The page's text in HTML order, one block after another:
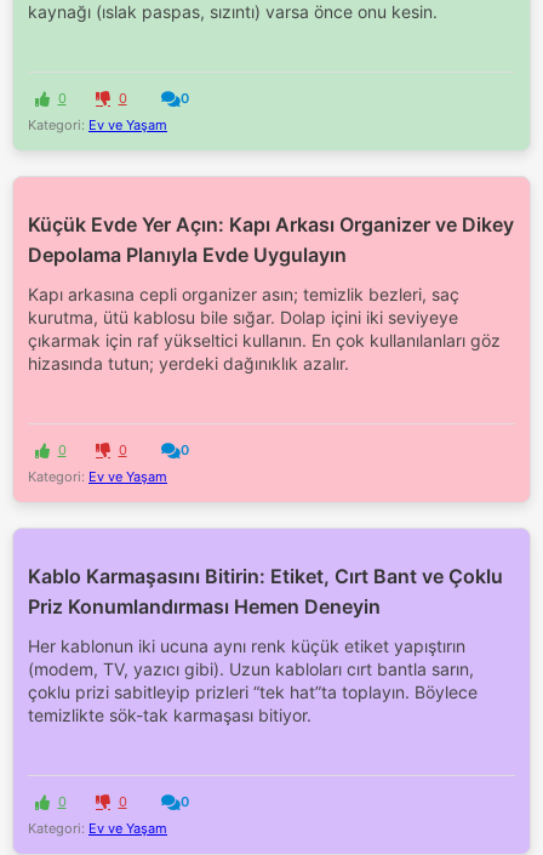
kaynağı (ıslak paspas, sızıntı) varsa önce onu kesin.
0 0
0
Kategori: Ev ve Yaşam
Küçük Evde Yer Açın: Kapı Arkası Organizer ve Dikey
Depolama Planıyla Evde Uygulayın
Kapı arkasına cepli organizer asın; temizlik bezleri, saç
kurutma, ütü kablosu bile sığar. Dolap içini iki seviyeye
çıkarmak için raf yükseltici kullanın. En çok kullanılanları göz
hizasında tutun; yerdeki dağınıklık azalır.
0 0
0
Kategori: Ev ve Yaşam
Kablo Karmaşasını Bitirin: Etiket, Cırt Bant ve Çoklu
Priz Konumlandırması Hemen Deneyin
Her kablonun iki ucuna aynı renk küçük etiket yapıştırın
(modem, TV, yazıcı gibi). Uzun kabloları cırt bantla sarın,
çoklu prizi sabitleyip prizleri “tek hat”ta toplayın. Böylece
temizlikte sök-tak karmaşası bitiyor.
0 0
0
Kategori: Ev ve Yaşam